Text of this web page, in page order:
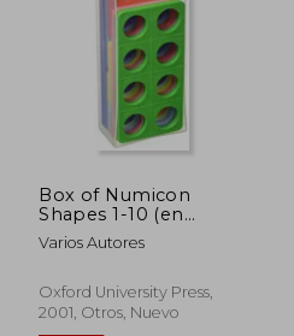
Box of Numicon
Shapes 1-10 (en
Inglés)
Varios Autores
Oxford University Press,
2001, Otros, Nuevo